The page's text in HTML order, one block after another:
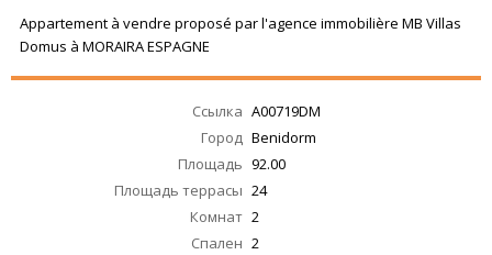
Appartement à vendre proposé par l'agence immobilière MB Villas
Domus à MORAIRA ESPAGNE
Ссылка A00719DM
Город Benidorm
Площадь 92.00
Площадь террасы 24
Комнат 2
Спален 2